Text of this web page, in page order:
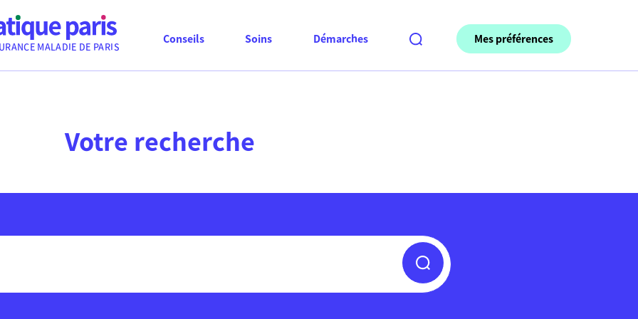
MALADIE DE PARIS
Conseils Soins Démarches Mes préférences
Votre recherche